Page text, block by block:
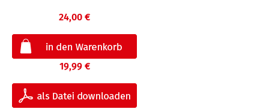
24,00 €
19,99 €